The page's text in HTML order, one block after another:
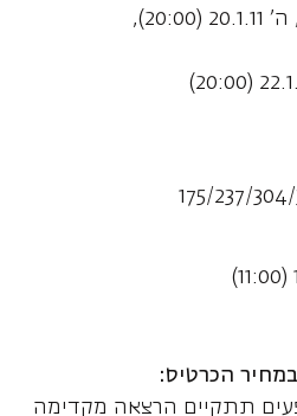
הכרטיס:
תתקיים הרצאה מקדימה